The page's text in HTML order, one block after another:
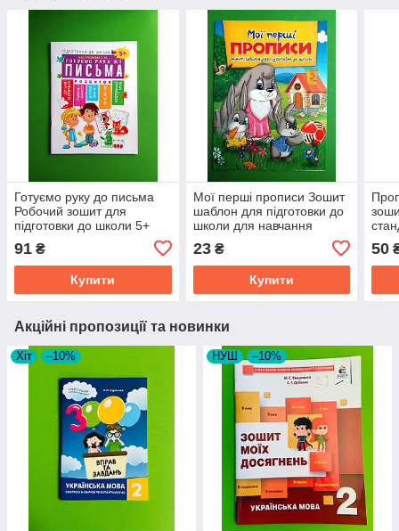
Готуємо руку до письма
Робочий зошит для
підготовки до школи 5+
91 ₴
Купити
Мої перші прописи Зошит
шаблон для підготовки до
школи для навчання
23₴
Купити
50
Акційні пропозиції та новинки
Хіт –10% НУШ –10%